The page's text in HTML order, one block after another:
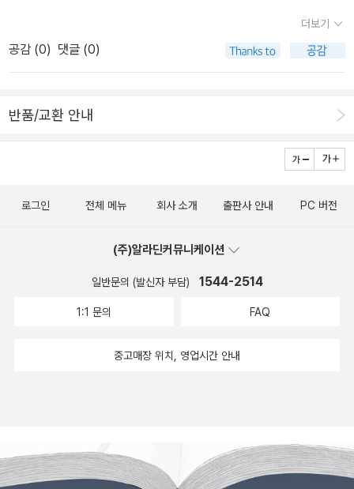
더보기
공감 (0) 댓글 (0)
반품/교환 안내
로그인 전체 메뉴 회사 소개 출판사 안내 PC 버전
(주)알라딘커뮤니케이션
일반문의 (발신자 부담) 1544-2514
1:1 문의 FAQ
중고매장 위치, 영업시간 안내